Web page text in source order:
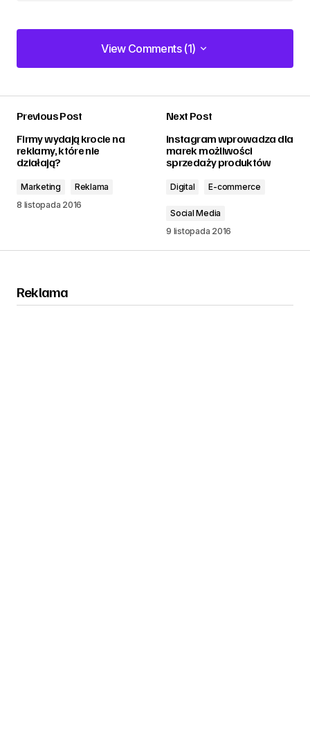
View Comments (1)
View Comments (1)
Previous Post
Firmy wydają krocie na
reklamy, które nie
działają?
Marketing
Reklama
8 listopada 2016
Next Post
Instagram wprowadza dla
marek możliwości
sprzedaży produktów
Digital E-commerce
Social Media
9 listopada 2016
Reklama